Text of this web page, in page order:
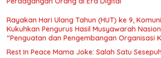
Rayakan Hari Ulang Tahun (HUT) ke 9,
Kukuhkan Pengurus Hasil Musyawarah
“Penguatan dan Pengembangan Organisasi
Indonesia dan Mancanegara”.
Rest In Peace Mama Joke: Salah Satu